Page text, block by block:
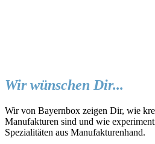
Wir wünschen Dir...
Wir von Bayernbox zeigen Dir, wie
Manufakturen sind und wie
Spezialitäten aus Manufakturenhand.